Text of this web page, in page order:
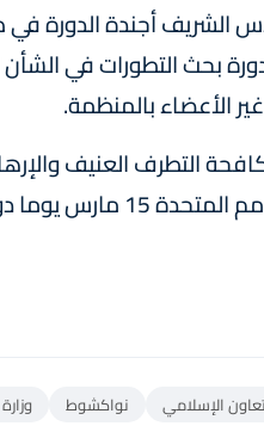
أجندة الدورة في
بحث التطورات في
الأعضاء بالمنظمة.
التطرف العنيف
الإسلاموفوبيا، تزامنا مع
نواكشوط